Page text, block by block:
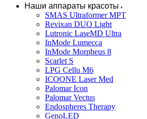
Наши аппараты красоты
SMAS Ultraformer MPT
Revixan DUO Light
Lutronic LaseMD Ultra
InMode Lumecca
InMode Morpheus 8
Scarlet S
LPG Cellu M6
ICOONE Laser Med
Palomar Icon
Palomar Vectus
Endospheres Therapy
GenoLED